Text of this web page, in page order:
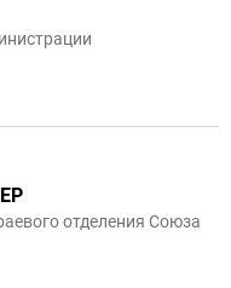
отделения Союза